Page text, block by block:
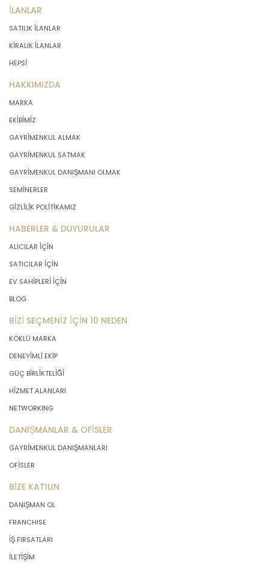
İLANLAR
SATILIK İLANLAR
KİRALIK İLANLAR
HEPSİ
HAKKIMIZDA
MARKA
EKİBİMİZ
GAYRİMENKUL ALMAK
GAYRİMENKUL SATMAK
GAYRİMENKUL DANIŞMANI OLMAK
SEMİNERLER
GİZLİLİK POLİTİKAMIZ
HABERLER & DUYURULAR
ALICILAR İÇİN
SATICILAR İÇİN
EV SAHİPLERİ İÇİN
BLOG
BİZİ SEÇMENİZ İÇİN 10 NEDEN
KÖKLÜ MARKA
DENEYİMLİ EKİP
GÜÇ BİRLİKTELİĞİ
HİZMET ALANLARI
NETWORKING
DANIŞMANLAR & OFİSLER
GAYRİMENKUL DANIŞMANLARI
OFİSLER
BİZE KATILIN
DANIŞMAN OL
FRANCHISE
İŞ FIRSATLARI
İLETİŞİM